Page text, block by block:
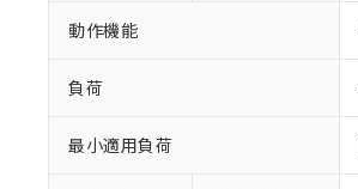
動作機能
負荷
最小適用負荷